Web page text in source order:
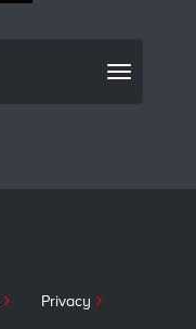
Toggle
Privacy